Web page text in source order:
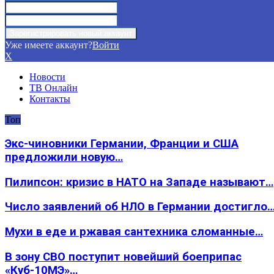
Уже имеете аккаунт?Войти
X
Новости
ТВ Онлайн
Контакты
Топ
Экс-чиновники Германии, Франции и США
предложили новую…
Пилипсон: кризис в НАТО на Западе называют…
Число заявлений об НЛО в Германии
Мухи в еде и ржавая сантехника сломанные…
В зону СВО поступит новейший боеприпас
«Куб-10МЭ»…